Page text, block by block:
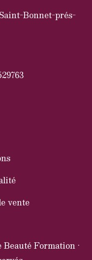
Bonnet-prés-
vente
Formation ·